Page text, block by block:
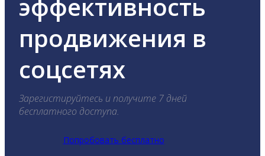
эффективность
продвижения в
соцсетях
Зарегистируйтесь и получите 7 дней
бесплатного доступа.
Попробовать бесплатно